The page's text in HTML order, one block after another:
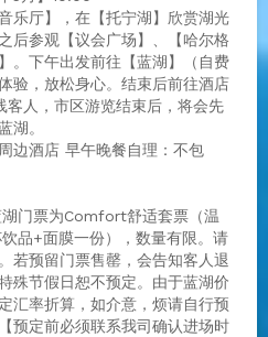
乐厅】，在【托宁湖】欣赏湖光
后参观【议会广场】、【哈尔格
。下午出发前往【蓝湖】（自费
验，放松身心。结束后前往酒店
人，市区游览结束后，将会先
湖。
边酒店 早午晚餐自理：不包
门票为Comfort舒适套票（温
品+面膜一份），数量有限。请
若预留门票售罄，会告知客人退
殊节假日恕不预定。由于蓝湖价
汇率折算，如介意，烦请自行预
预定前必须联系我司确认进场时